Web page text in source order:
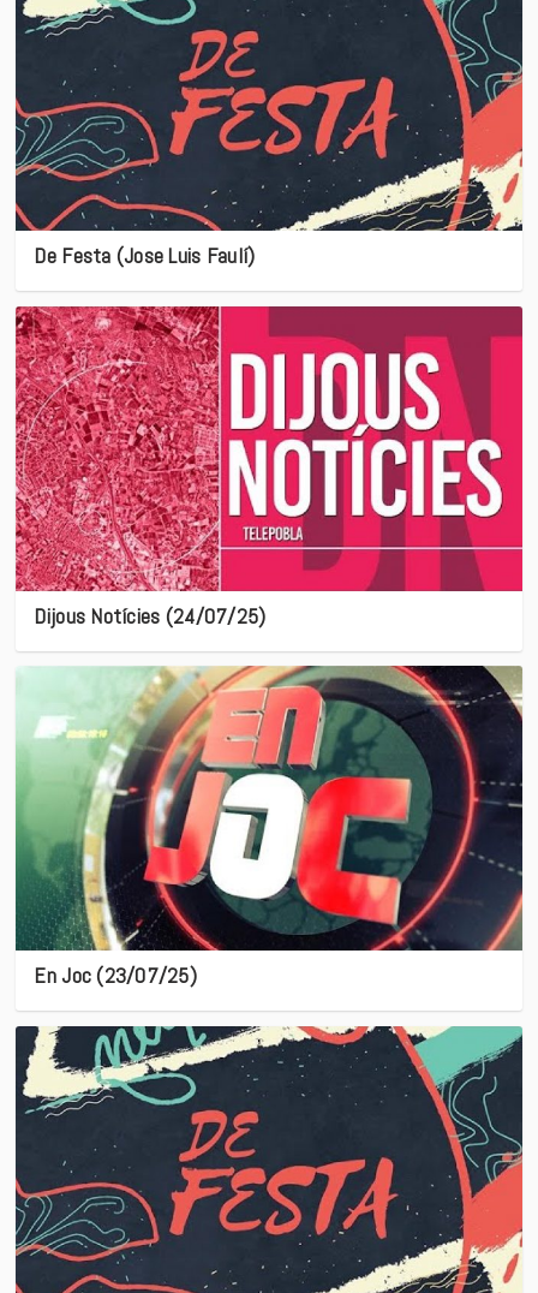
De Festa (Jose Luis Faulí)
Dijous Notícies (24/07/25)
En Joc (23/07/25)